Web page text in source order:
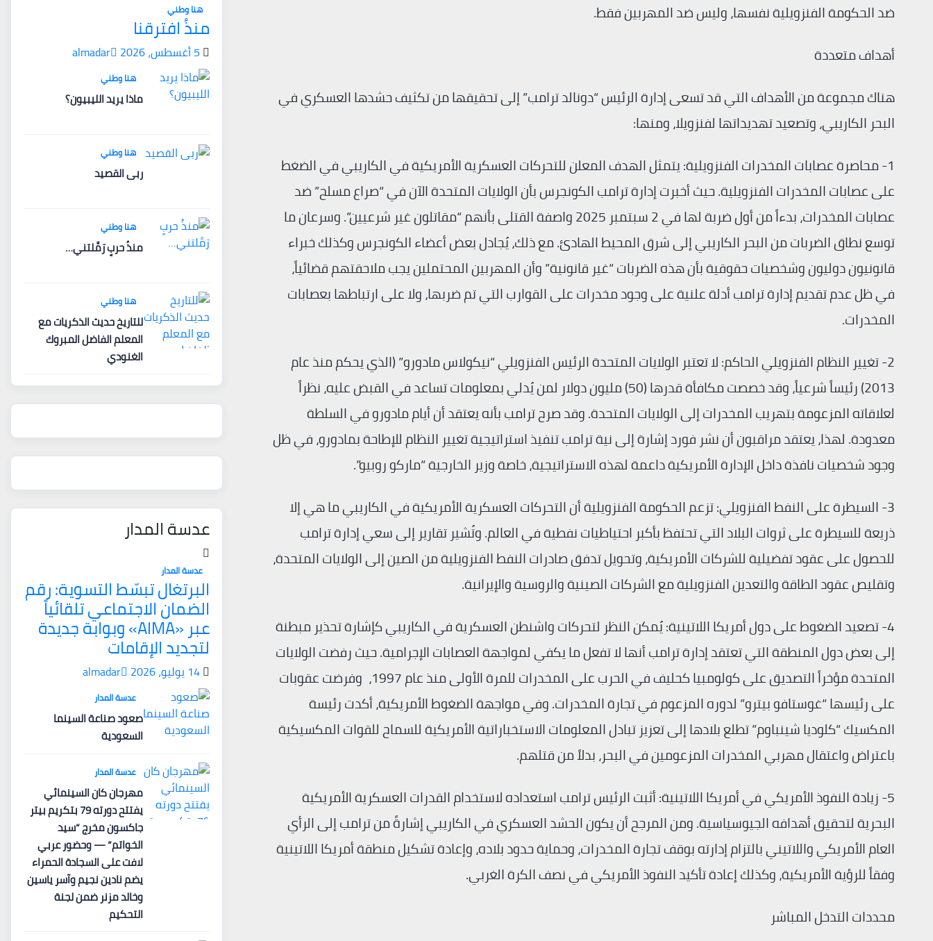
ضد الحكومة الفنزويلية نفسها، وليس ضد المهربين فقط.
أهداف متعددة
هناك مجموعة من الأهداف التي قد تسعى إدارة الرئيس “دونالد ترامب” إلى تحقيقها من تكثيف حشدها العسكري في
البحر الكاريبي، وتصعيد تهديداتها لفنزويلا، ومنها:
1- محاصرة عصابات المخدرات الفنزويلية: يتمثل الهدف المعلن للتحركات العسكرية الأمريكية في الكاريبي في الضغط
على عصابات المخدرات الفنزويلية. حيث أخبرت إدارة ترامب الكونجرس بأن الولايات المتحدة الآن في “صراع مسلح” ضد
عصابات المخدرات، بدءاً من أول ضربة لها في 2 سبتمبر 2025 واصفة القتلى بأنهم “مقاتلون غير شرعيين”. وسرعان ما
توسع نطاق الضربات من البحر الكاريبي إلى شرق المحيط الهادئ. مع ذلك، يُجادل بعض أعضاء الكونجرس وكذلك خبراء
قانونيون دوليون وشخصيات حقوقية بأن هذه الضربات “غير قانونية” وأن المهربين المحتملين يجب ملاحقتهم قضائياً،
في ظل عدم تقديم إدارة ترامب أدلة علنية على وجود مخدرات على القوارب التي تم ضربها، ولا على ارتباطها بعصابات
المخدرات.
2- تغيير النظام الفنزويلي الحاكم: لا تعتبر الولايات المتحدة الرئيس الفنزويلي “نيكولاس مادورو” (الذي يحكم منذ عام
2013) رئيساً شرعياً، وقد خصصت مكافأة قدرها (50) مليون دولار لمن يُدلي بمعلومات تساعد في القبض عليه، نظراً
لعلاقاته المزعومة بتهريب المخدرات إلى الولايات المتحدة. وقد صرح ترامب بأنه يعتقد أن أيام مادورو في السلطة
معدودة. لهذا، يعتقد مراقبون أن نشر فورد إشارة إلى نية ترامب تنفيذ استراتيجية تغيير النظام للإطاحة بمادورو، في ظل
وجود شخصيات نافذة داخل الإدارة الأمريكية داعمة لهذه الاستراتيجية، خاصة وزير الخارجية “ماركو روبيو”.
3- السيطرة على النفط الفنزويلي: تزعم الحكومة الفنزويلية أن التحركات العسكرية الأمريكية في الكاريبي ما هي إلا
ذريعة للسيطرة على ثروات البلاد التي تحتفظ بأكبر احتياطيات نفطية في العالم. وتُشير تقارير إلى سعي إدارة ترامب
للحصول على عقود تفضيلية للشركات الأمريكية، وتحويل تدفق صادرات النفط الفنزويلية من الصين إلى الولايات المتحدة،
وتقليص عقود الطاقة والتعدين الفنزويلية مع الشركات الصينية والروسية والإيرانية.
4- تصعيد الضغوط على دول أمريكا اللاتينية: يُمكن النظر لتحركات واشنطن العسكرية في الكاريبي كإشارة تحذير مبطنة
إلى بعض دول المنطقة التي تعتقد إدارة ترامب أنها لا تفعل ما يكفي لمواجهة العصابات الإجرامية. حيث رفضت الولايات
المتحدة مؤخراً التصديق على كولومبيا كحليف في الحرب على المخدرات للمرة الأولى منذ عام 1997، وفرضت عقوبات
على رئيسها “غوستافو بيترو” لدوره المزعوم في تجارة المخدرات. وفي مواجهة الضغوط الأمريكية، أكدت رئيسة
المكسيك “كلوديا شينباوم” تطلع بلادها إلى تعزيز تبادل المعلومات الاستخباراتية الأمريكية للسماح للقوات المكسيكية
باعتراض واعتقال مهربي المخدرات المزعومين في البحر، بدلاً من قتلهم.
5- زيادة النفوذ الأمريكي في أمريكا اللاتينية: أثبت الرئيس ترامب استعداده لاستخدام القدرات العسكرية الأمريكية
البحرية لتحقيق أهدافه الجيوسياسية. ومن المرجح أن يكون الحشد العسكري في الكاريبي إشارةً من ترامب إلى الرأي
العام الأمريكي واللاتيني بالتزام إدارته بوقف تجارة المخدرات، وحماية حدود بلاده، وإعادة تشكيل منطقة أمريكا اللاتينية
وفقاً للرؤية الأمريكية، وكذلك إعادة تأكيد النفوذ الأمريكي في نصف الكرة الغربي.
محددات التدخل المباشر
هنا وطني
منذُ افترقنا
5 أغسطس، 2026 almadar
هنا وطني
ماذا يريد الليبيون؟
هنا وطني
ربى القصيد
هنا وطني
منذُ حربٍ رَمَّلتني…
هنا وطني
للتاريخ حديث الذكريات مع
المعلم الفاضل المبروك
الغنودي
عدسة المدار
عدسة المدار
البرتغال تبسّط التسوية: رقم
الضمان الاجتماعي تلقائياً
عبر «AIMA» وبوابة جديدة
لتجديد الإقامات
14 يوليو، 2026 almadar
عدسة المدار
صعود صناعة السينما
السعودية
عدسة المدار
مهرجان كان السينمائي
يفتتح دورته 79 بتكريم بيتر
جاكسون مخرج “سيد
الخواتم” — وحضور عربي
لافت على السجادة الحمراء
يضم نادين نجيم وآسر ياسين
وخالد مزنر ضمن لجنة
التحكيم